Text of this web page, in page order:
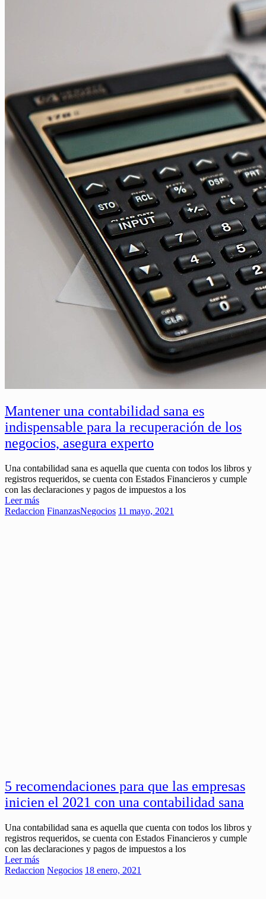
Mantener una contabilidad sana es
indispensable para la recuperación de los
negocios, asegura experto
Una contabilidad sana es aquella que cuenta con todos los libros y
registros requeridos, se cuenta con Estados Financieros y cumple
con las declaraciones y pagos de impuestos a los
Leer más
Redaccion FinanzasNegocios 11 mayo, 2021
5 recomendaciones para que las empresas
inicien el 2021 con una contabilidad sana
Una contabilidad sana es aquella que cuenta con todos los libros y
registros requeridos, se cuenta con Estados Financieros y cumple
con las declaraciones y pagos de impuestos a los
Leer más
Redaccion Negocios 18 enero, 2021